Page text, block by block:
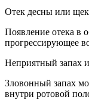
Отек десны или
Появление отека в
прогрессирующее
Неприятный запах
Зловонный запах
внутри ротовой